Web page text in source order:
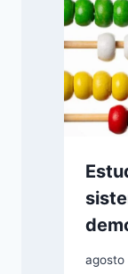
agosto